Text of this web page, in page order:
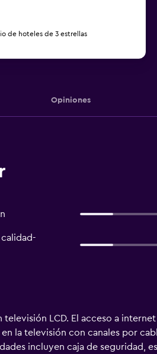
Opiniones
calidad-
televisión LCD. El acceso a
la televisión con canales por
incluyen caja de seguridad,
de hoteles de 3 estrellas